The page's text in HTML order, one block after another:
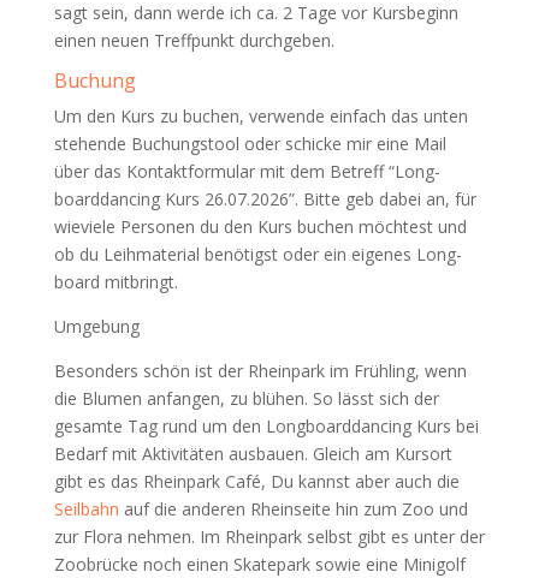
sagt sein, dann wer­de ich ca. 2 Tage vor Kurs­be­ginn
einen neu­en Treff­punkt durchgeben.
Buchung
Um den Kurs zu buchen, ver­wen­de ein­fach das unten
ste­hen­de Buchungs­tool oder schi­cke mir eine Mail
über das Kon­takt­for­mu­lar mit dem Betreff “Long­
board­dan­cing Kurs 26.07.2026”. Bit­te geb dabei an, für
wie­vie­le Per­so­nen du den Kurs buchen möch­test und
ob du Leih­ma­te­ri­al benö­tigst oder ein eige­nes Long­
board mitbringt.
Umge­bung
Beson­ders schön ist der Rhein­park im Früh­ling, wenn
die Blu­men anfan­gen, zu blü­hen. So lässt sich der
gesam­te Tag rund um den Long­board­dan­cing Kurs bei
Bedarf mit Akti­vi­tä­ten aus­bau­en. Gleich am Kurs­ort
gibt es das Rhein­park Café, Du kannst aber auch die
Seil­bahn auf die ande­ren Rhein­sei­te hin zum Zoo und
zur Flo­ra neh­men. Im Rhein­park selbst gibt es unter der
Zoo­brü­cke noch einen Skate­park sowie eine Mini­golf